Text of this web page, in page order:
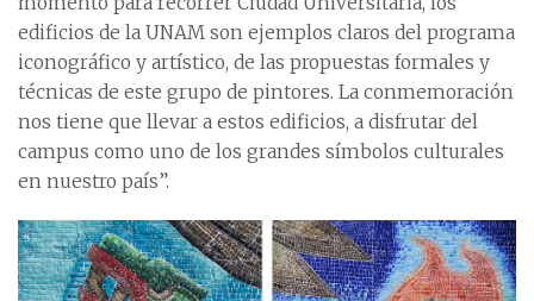
edificios de la UNAM son ejemplos claros del programa
iconográfico y artístico, de las propuestas formales y
técnicas de este grupo de pintores. La conmemoración
nos tiene que llevar a estos edificios, a disfrutar del
campus como uno de los grandes símbolos culturales
en nuestro país”.